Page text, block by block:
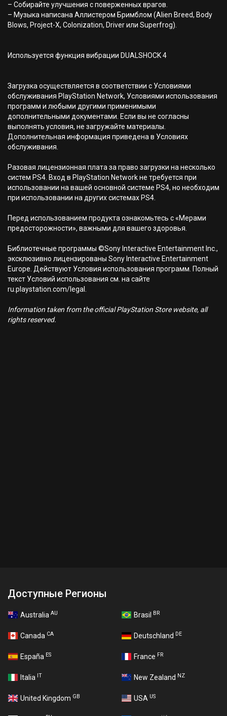
– Собирайте улучшения с поверженных врагов.
– Музыка написана Аллистером Бримблом (Alien Breed, Body
Blows, Project-X, Colonization, Driver или Superfrog).
Используется функция вибрации DUALSHOCK 4
Загрузка осуществляется в соответствии с Условиями
обслуживания PlayStation Network, Условиями использования
программ и любыми другими применимыми
дополнительными документами. Если вы не согласны
выполнять условия, не загружайте материалы.
Дополнительная информация приведена в Условиях
обслуживания.
Разовая лицензионная плата за право загрузки на несколько
систем PS4. Вход в PlayStation Network не требуется при
использовании на вашей основной системе PS4, но необходим
при использовании на других системах PS4.
Перед использованием продукта ознакомьтесь с «Мерами
предосторожности», важными для вашего здоровья.
Библиотечные программы ©Sony Interactive Entertainment Inc.,
эксклюзивно лицензированы Sony Interactive Entertainment
Europe. Действуют Условия использования программ. Полный
текст Условий использования см. на сайте
ru.playstation.com/legal.
Information taken from the official PlayStation Store website, all
rights reserved.
Доступные Регионы
Australia AU Brasil BR
Canada CA Deutschland DE
España ES France FR
Italia IT New Zealand NZ
United Kingdom GB USA US